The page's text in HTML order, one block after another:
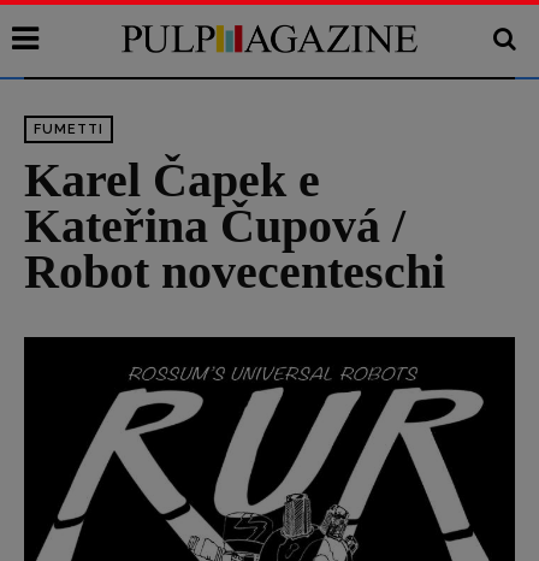
FUMETTI
Karel Čapek e
Kateřina Čupová /
Robot novecenteschi